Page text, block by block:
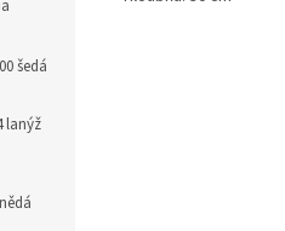
šedá
lanýž